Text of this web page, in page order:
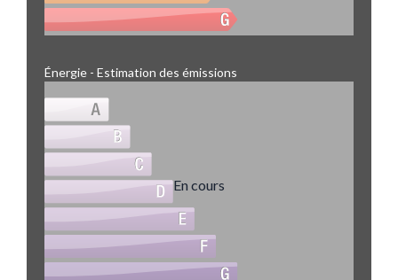
Énergie - Estimation des émissions
En cours